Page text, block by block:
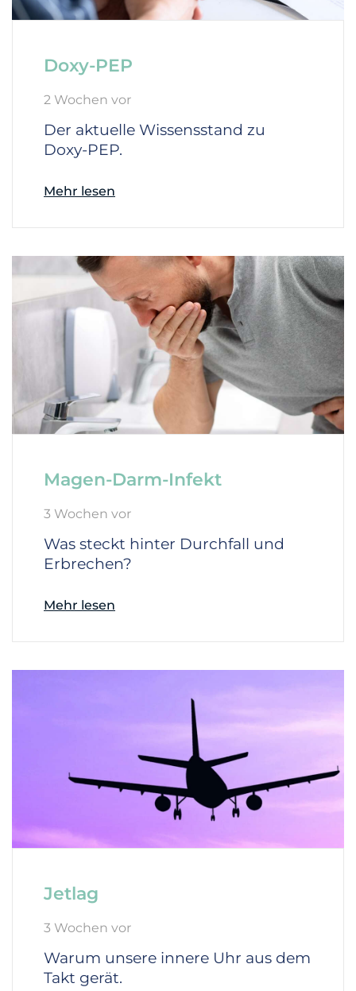
Doxy-PEP
2 Wochen vor
Der aktuelle Wissensstand zu
Doxy-PEP.
Mehr lesen
Magen-Darm-Infekt
3 Wochen vor
Was steckt hinter Durchfall und
Erbrechen?
Mehr lesen
Jetlag
3 Wochen vor
Warum unsere innere Uhr aus dem
Takt gerät.